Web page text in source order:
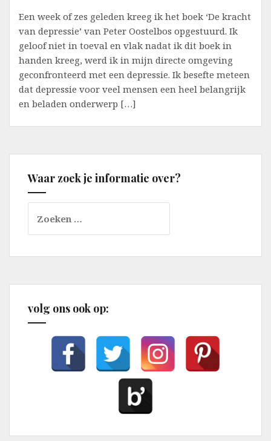
Een week of zes geleden kreeg ik het boek ‘De kracht
van depressie’ van Peter Oostelbos opgestuurd. Ik
geloof niet in toeval en vlak nadat ik dit boek in
handen kreeg, werd ik in mijn directe omgeving
geconfronteerd met een depressie. Ik besefte meteen
dat depressie voor veel mensen een heel belangrijk
en beladen onderwerp […]
Waar zoek je informatie over?
naar:
volg ons ook op: